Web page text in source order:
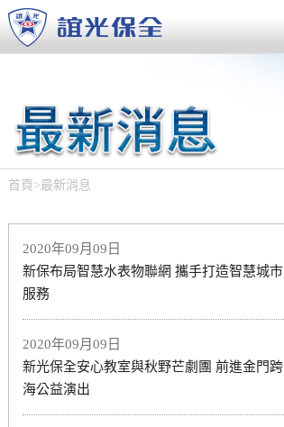
首頁 >最新消息
2020年09月09日
新保布局智慧水表物聯網 攜手打造智慧城市
服務
2020年09月09日
新光保全安心教室與秋野芒劇團 前進金門跨
海公益演出